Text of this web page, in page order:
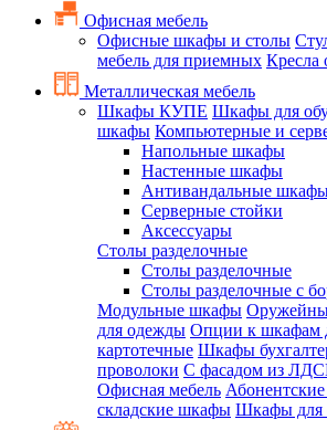
Офисная мебель
Офисные шкафы и столы
мебель для приемных Кресла
Металлическая мебель
Шкафы КУПЕ Шкафы для
шкафы Компьютерные и
Напольные шкафы
Настенные шкафы
Антивандальные
Серверные стойки
Аксессуары
Столы разделочные
Столы разделочные
Столы разделочные с
Модульные шкафы
для одежды Опции к шкафам
картотечные Шкафы
проволоки С фасадом из
Офисная мебель
складские шкафы Шкафы для